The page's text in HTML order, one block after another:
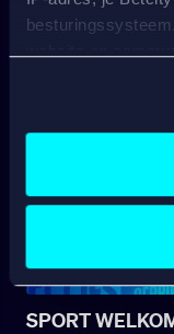
Advertentie- en
Sociale media
START JOUW
SPORT